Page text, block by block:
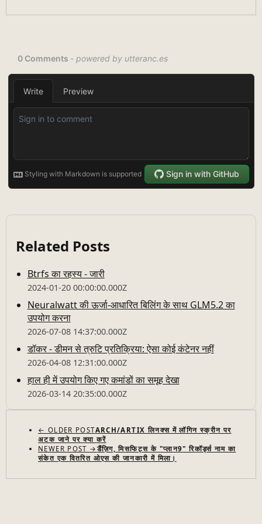
Related Posts
Btrfs का रहस्य - जारी
2024-01-20 00:00:00.000Z
Neuralwatt की ऊर्जा-आधारित बिलिंग के साथ GLM5.2 का
उपयोग करना
2026-07-08 14:37:00.000Z
डॉकर - डीमन से त्रुटि प्रतिक्रिया: ऐसा कोई कंटेनर नहीं
2026-04-08 12:31:00.000Z
हाल ही में उपयोग किए गए कमांडों का समूह देखा
2026-03-14 20:35:00.000Z
← OLDER POSTARCH/ARTIX लिनक्स में लॉगिन स्क्रीन पर
अटक जाने पर क्या करें
NEWER POST → डैंज़िग, मिसफिट्स के "प्लान9" रिकॉर्ड्स नाम का
संकेत एक वितरित ओएस की जानकारी में मिला।